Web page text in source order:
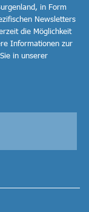
in Form
Newsletters
die Möglichkeit
Informationen zur
in unserer